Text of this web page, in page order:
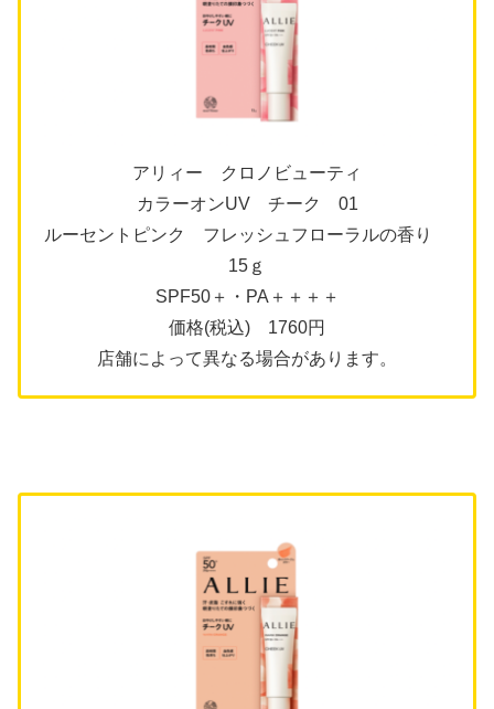
アリィー クロノビューティ
カラーオンUV チーク 01
ルーセントピンク フレッシュフローラルの香り
15ｇ
SPF50＋・PA＋＋＋＋
価格(税込) 1760円
店舗によって異なる場合があります。